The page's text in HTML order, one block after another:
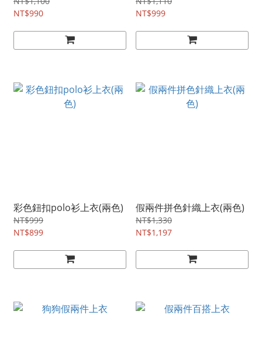
NT$990
NT$999
彩色鈕扣polo衫上衣(兩色)
NT$999
NT$899
假兩件拼色針織上衣(兩色)
NT$1,330
NT$1,197